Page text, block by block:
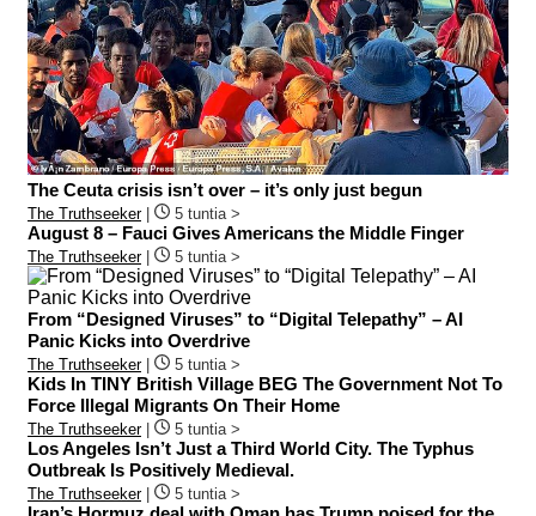
The Ceuta crisis isn’t over – it’s only just begun
The Truthseeker| 5 tuntia >
August 8 – Fauci Gives Americans the Middle Finger
The Truthseeker| 5 tuntia >
From “Designed Viruses” to “Digital Telepathy” – AI
Panic Kicks into Overdrive
The Truthseeker| 5 tuntia >
Kids In TINY British Village BEG The Government Not To
Force Illegal Migrants On Their Home
The Truthseeker| 5 tuntia >
Los Angeles Isn’t Just a Third World City. The Typhus
Outbreak Is Positively Medieval.
The Truthseeker| 5 tuntia >